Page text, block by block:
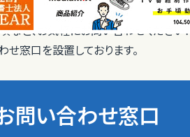
ど、お気軽にお問い合わせください！
窓口を設置しております。
問い合わせ窓口